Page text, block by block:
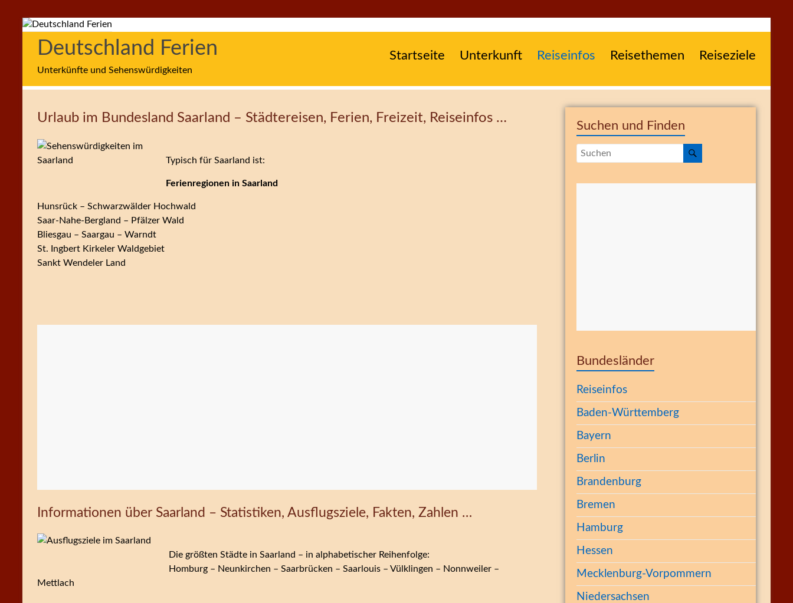
Zum
springenDeutschland Ferien
Unterkünfte und Sehenswürdigkeiten
Startseite Unterkunft Reiseinfos Reisethemen Reiseziele
Urlaub im Bundesland Saarland – Städtereisen, Ferien, Freizeit, Reiseinfos …
Typisch für Saarland ist:
Ferienregionen in Saarland
Hunsrück – Schwarzwälder Hochwald
Saar-Nahe-Bergland – Pfälzer Wald
Bliesgau – Saargau – Warndt
St. Ingbert Kirkeler Waldgebiet
Sankt Wendeler Land
Informationen über Saarland – Statistiken, Ausflugsziele, Fakten, Zahlen …
Die größten Städte in Saarland – in alphabetischer Reihenfolge:
Homburg – Neunkirchen – Saarbrücken – Saarlouis – Vülklingen – Nonnweiler –
Mettlach
Suchen und Finden
Bundesländer
Reiseinfos
Baden-Württemberg
Bayern
Berlin
Brandenburg
Bremen
Hamburg
Hessen
Mecklenburg-Vorpommern
Niedersachsen